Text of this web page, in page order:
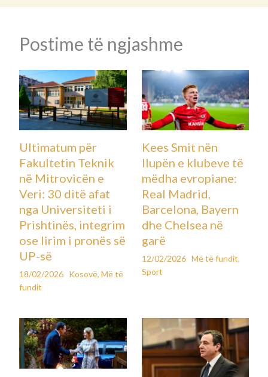
Postime të ngjashme
Ultimatum për
Fakultetin Teknik
në Mitrovicën e
Veri: 30 ditë afat
nga Universiteti i
Prishtinës, integrim
ose lirim i pronës së
UP-së
18/02/2026 Kosovë,Më të
fundit
Kees Smit nën
llupën e klubeve të
mëdha evropiane:
Real Madrid,
Barcelona, Bayern
dhe Chelsea në
garë
12/02/2026 Më të fundit,
Sport